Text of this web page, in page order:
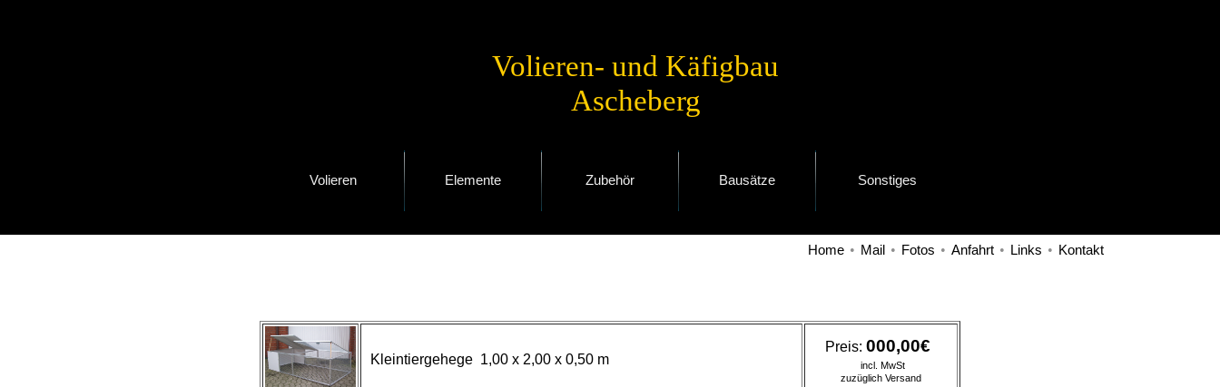
Volieren- und Käfigbau
Ascheberg
Volieren Elemente Zubehör Bausätze Sonstiges
Home • Mail • Fotos • Anfahrt • Links • Kontakt
Kleintiergehege 1,00 x 2,00 x 0,50 m
Preis: 000,00€
incl. MwSt
zuzüglich Versand